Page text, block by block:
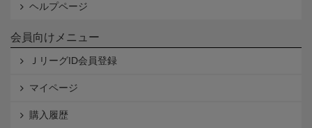
ヘルプページ
会員向けメニュー
ＪリーグID会員登録
マイページ
購入履歴